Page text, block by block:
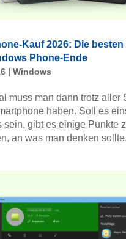
Kauf 2026: Die
Phone-Ende
| Windows
muss man dann trotz aller
haben. Soll es
sein, gibt es einige Punkte
an was man denken sollte.